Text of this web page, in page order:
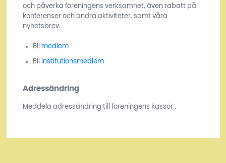
och påverka föreningens verksamhet, även rabatt på
konferenser och andra aktiviteter, samt våra
nyhetsbrev.
Bli medlem
Bli institutionsmedlem
Adressändring
Meddela adressändring till föreningens kassör .